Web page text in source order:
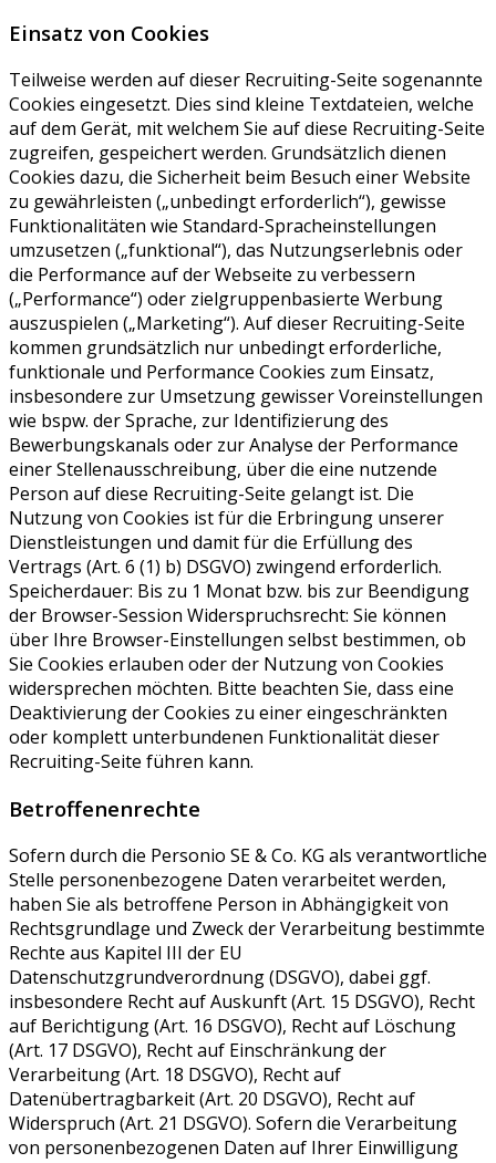
Einsatz von Cookies
Teilweise werden auf dieser Recruiting-Seite sogenannte
Cookies eingesetzt. Dies sind kleine Textdateien, welche
auf dem Gerät, mit welchem Sie auf diese Recruiting-Seite
zugreifen, gespeichert werden. Grundsätzlich dienen
Cookies dazu, die Sicherheit beim Besuch einer Website
zu gewährleisten („unbedingt erforderlich“), gewisse
Funktionalitäten wie Standard-Spracheinstellungen
umzusetzen („funktional“), das Nutzungserlebnis oder
die Performance auf der Webseite zu verbessern
(„Performance“) oder zielgruppenbasierte Werbung
auszuspielen („Marketing“). Auf dieser Recruiting-Seite
kommen grundsätzlich nur unbedingt erforderliche,
funktionale und Performance Cookies zum Einsatz,
insbesondere zur Umsetzung gewisser Voreinstellungen
wie bspw. der Sprache, zur Identifizierung des
Bewerbungskanals oder zur Analyse der Performance
einer Stellenausschreibung, über die eine nutzende
Person auf diese Recruiting-Seite gelangt ist. Die
Nutzung von Cookies ist für die Erbringung unserer
Dienstleistungen und damit für die Erfüllung des
Vertrags (Art. 6 (1) b) DSGVO) zwingend erforderlich.
Speicherdauer: Bis zu 1 Monat bzw. bis zur Beendigung
der Browser-Session Widerspruchsrecht: Sie können
über Ihre Browser-Einstellungen selbst bestimmen, ob
Sie Cookies erlauben oder der Nutzung von Cookies
widersprechen möchten. Bitte beachten Sie, dass eine
Deaktivierung der Cookies zu einer eingeschränkten
oder komplett unterbundenen Funktionalität dieser
Recruiting-Seite führen kann.
Betroffenenrechte
Sofern durch die Personio SE & Co. KG als verantwortliche
Stelle personenbezogene Daten verarbeitet werden,
haben Sie als betroffene Person in Abhängigkeit von
Rechtsgrundlage und Zweck der Verarbeitung bestimmte
Rechte aus Kapitel III der EU
Datenschutzgrundverordnung (DSGVO), dabei ggf.
insbesondere Recht auf Auskunft (Art. 15 DSGVO), Recht
auf Berichtigung (Art. 16 DSGVO), Recht auf Löschung
(Art. 17 DSGVO), Recht auf Einschränkung der
Verarbeitung (Art. 18 DSGVO), Recht auf
Datenübertragbarkeit (Art. 20 DSGVO), Recht auf
Widerspruch (Art. 21 DSGVO). Sofern die Verarbeitung
von personenbezogenen Daten auf Ihrer Einwilligung